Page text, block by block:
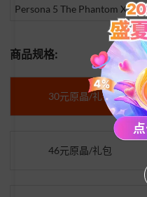
Persona 5 The Phantom X充值
商品规格:
30元原晶/礼包
46元原晶/礼包